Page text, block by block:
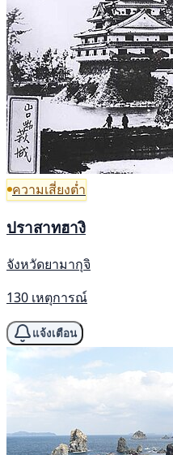
ความเสี่ยงต่ำ
ปราสาทฮางิ
จังหวัดยามากุจิ
130 เหตุการณ์
แจ้งเตือน